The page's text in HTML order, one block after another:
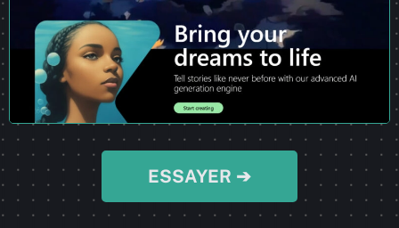
ESSAYER ➔